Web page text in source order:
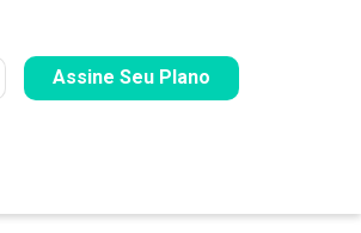
Assine Seu Plano